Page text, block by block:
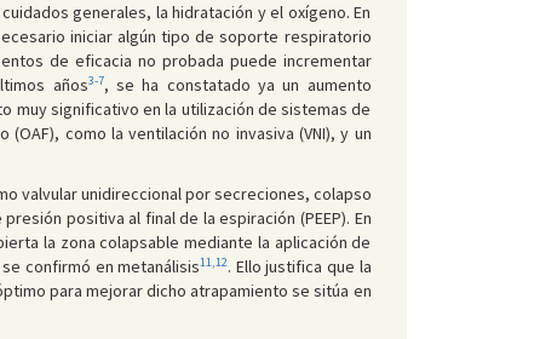
generales, la hidratación y el oxígeno. En
iniciar algún tipo de soporte respiratorio
de eficacia no probada puede incrementar
años3-7, se ha constatado ya un aumento
muy significativo en la utilización de sistemas de
como la ventilación no invasiva (VNI), y un
valvular unidireccional por secreciones, colapso
positiva al final de la espiración (PEEP). En
la zona colapsable mediante la aplicación de
confirmó en metanálisis11,12. Ello justifica que la
para mejorar dicho atrapamiento se sitúa en